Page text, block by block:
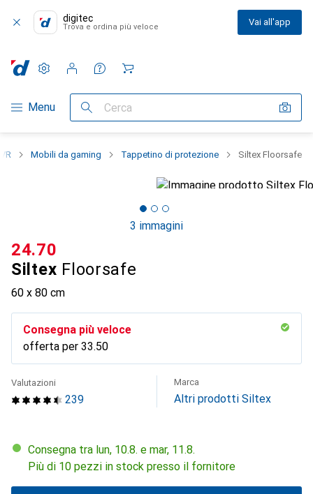
digitec
Trova e ordina più veloce Vai all'app
Categoria Navigazione
Menu Cerca
Impostazioni
Conto cliente
Liste di confronto
Liste dei desideri
Carrello
Mobili da gaming Tappetino di protezione Siltex Floorsafe
3 immagini
Siltex Floorsafe
60 x 80 cm
CHF
24.70
Consegna più veloce
offerta per CHF
33.50
239
Valutazioni Marca
Altri prodotti Siltex
Consegna tra lun, 10.8. e mar, 11.8.
Più di 10 pezzi in stock presso il fornitore